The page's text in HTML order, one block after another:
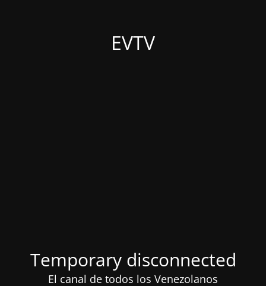
EVTV
Temporary disconnected
El canal de todos los Venezolanos